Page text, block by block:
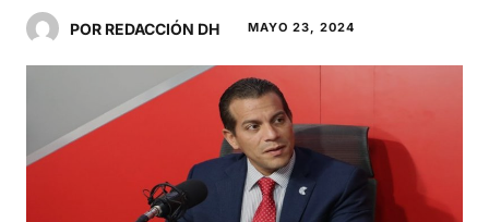
POR REDACCIÓN DH MAYO 23, 2024